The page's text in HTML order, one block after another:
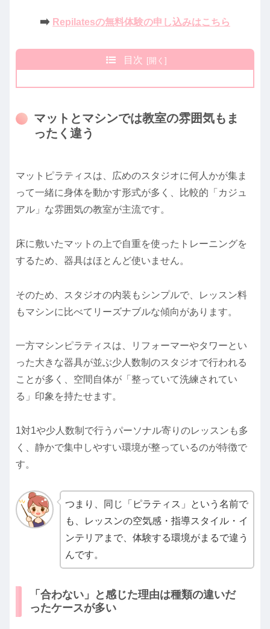
➡️ Repilatesの無料体験の申し込みはこちら
目次
マットとマシンでは教室の雰囲気もま
ったく違う
マットピラティスは、広めのスタジオに何人かが集ま
って一緒に身体を動かす形式が多く、比較的「カジュ
アル」な雰囲気の教室が主流です。
床に敷いたマットの上で自重を使ったトレーニングを
するため、器具はほとんど使いません。
そのため、スタジオの内装もシンプルで、レッスン料
もマシンに比べてリーズナブルな傾向があります。
一方マシンピラティスは、リフォーマーやタワーとい
った大きな器具が並ぶ少人数制のスタジオで行われる
ことが多く、空間自体が「整っていて洗練されてい
る」印象を持たせます。
1対1や少人数制で行うパーソナル寄りのレッスンも多
く、静かで集中しやすい環境が整っているのが特徴で
す。
つまり、同じ「ピラティス」という名前で
も、レッスンの空気感・指導スタイル・イ
ンテリアまで、体験する環境がまるで違う
んです。
「合わない」と感じた理由は種類の違いだ
ったケースが多い